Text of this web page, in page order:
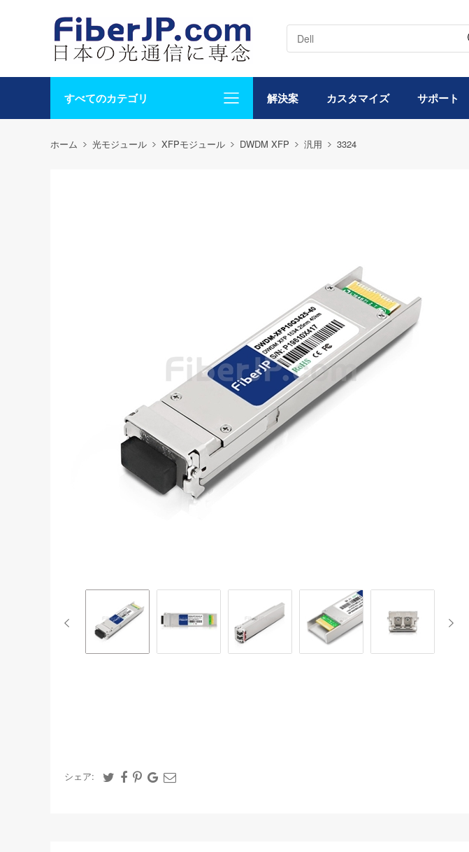
すべてのカテゴリ 解決案 カスタマイズ サポート
ホーム 光モジュール XFPモジュール DWDM XFP 汎用 3324
シェア: